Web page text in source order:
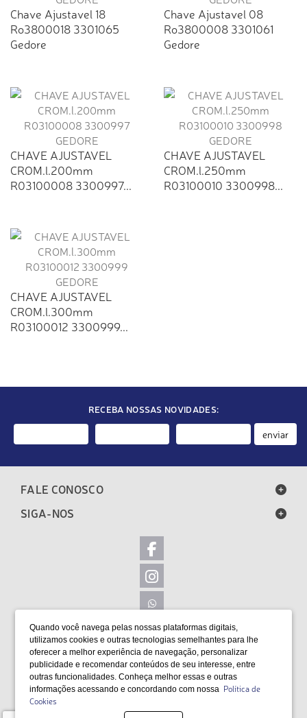
Quando você navega pelas nossas plataformas digitais,
utilizamos cookies e outras tecnologias semelhantes para lhe
oferecer a melhor experiência de navegação, personalizar
publicidade e recomendar conteúdos de seu interesse, entre
outras funcionalidades. Conheça melhor essas e outras
informações acessando e concordando com nossa Política de
Cookies
Chave Ajustavel 18
Ro3800018 3301065
Gedore
Chave Ajustavel 08
Ro3800008 3301061
Gedore
CHAVE AJUSTAVEL
CROM.l.200mm
R03100008 3300997...
CHAVE AJUSTAVEL
CROM.l.250mm
R03100010 3300998...
CHAVE AJUSTAVEL
CROM.l.300mm
R03100012 3300999...
RECEBA NOSSAS NOVIDADES:
enviar
FALE CONOSCO
SIGA-NOS
LOCALIZAÇÃO
FORMAS DE PAGAMENTO